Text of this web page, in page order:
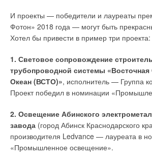
И проекты — победители и лауреаты
Фотон» 2018 года — могут быть
Хотел бы привести в пример три проекта:
1. Световое сопровождение
трубопроводной системы
Океан (ВСТО)», исполнитель — Группа
Проект победил в номинации
2. Освещение Абинского
завода (город Абинск Краснодарского
производителя Ledvance — лауреата в
«Промышленное освещение».
Текст комментария
годов мировой спрос на сырую нефть
«Эти прогнозы вселяют большие
Они выступают как противовес той
с которой мы столкнулись; отчасти
в отчёт включены самые актуальные
рисуют несколько иной вариант
используют ископаемое топливо и
спрос на производимую ими таким
только продолжать расти до середины XXI
также является « рассказом, вселяющим